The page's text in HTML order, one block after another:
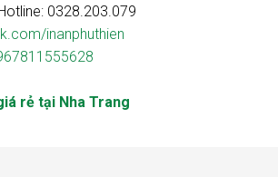
0328.203.079
inanphuthien
rẻ tại Nha Trang